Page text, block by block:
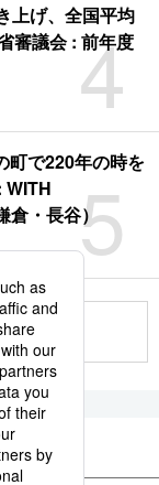
4
上げ、全国平均
審議会 : 前年度
5
町で220年の時を
WITH
倉・長谷）